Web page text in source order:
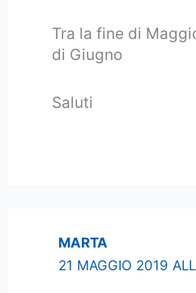
Tra la fine di
di Giugno
Saluti
MARTA
21 MAGGIO 2019